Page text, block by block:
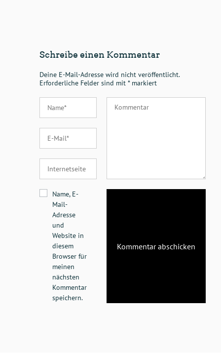
Schreibe einen Kommentar
Deine E-Mail-Adresse wird nicht veröffentlicht.
Erforderliche Felder sind mit *markiert
Name, E-
Mail-
Adresse
und
Website in
diesem
Browser für
meinen
nächsten
Kommentar
speichern.